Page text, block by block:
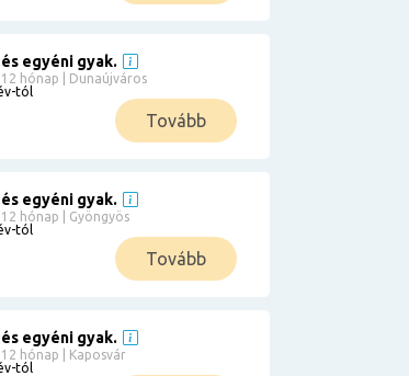
egyéni gyak.
hónap | Dunaújváros
tól
Tovább
egyéni gyak.
hónap | Gyöngyös
tól
Tovább
egyéni gyak.
hónap | Kaposvár
tól